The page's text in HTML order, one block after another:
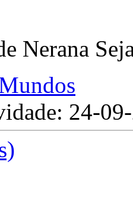
Nerana
24-